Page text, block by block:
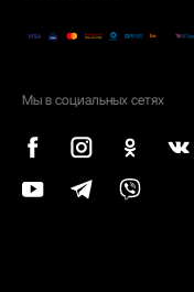
Мы в социальных сетях